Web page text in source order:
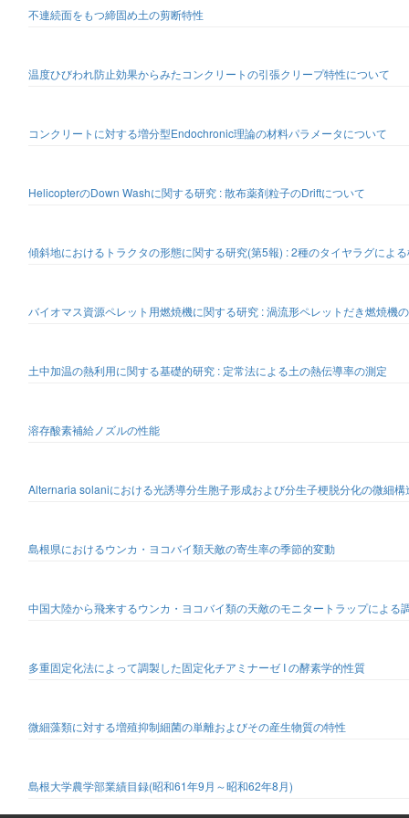
不連続面をもつ締固め土の剪断特性
温度ひびわれ防止効果からみたコンクリートの引張クリープ特性について
コンクリートに対する増分型Endochronic理論の材料パラメータについて
HelicopterのDown Washに関する研究 : 散布薬剤粒子のDriftについて
傾斜地におけるトラクタの形態に関する研究(第5報) : 2種のタイヤラグによ
バイオマス資源ペレット用燃焼機に関する研究 : 渦流形ペレットだき燃焼機
土中加温の熱利用に関する基礎的研究 : 定常法による土の熱伝導率の測定
溶存酸素補給ノズルの性能
Alternaria solaniにおける光誘導分生胞子形成および分生子梗脱分化の微細構
島根県におけるウンカ・ヨコバイ類天敵の寄生率の季節的変動
中国大陸から飛来するウンカ・ヨコバイ類の天敵のモニタートラップによる
多重固定化法によって調製した固定化チアミナーゼ I の酵素学的性質
微細藻類に対する増殖抑制細菌の単離およびその産生物質の特性
島根大学農学部業績目録(昭和61年9月～昭和62年8月)